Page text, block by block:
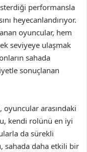
performansla
heyecanlandırıyor.
oyuncular, hem
seviyeye ulaşmak
sahada
sonuçlanan
oyuncular arasındaki
kendi rolünü en iyi
da sürekli
sahada daha etkili bir